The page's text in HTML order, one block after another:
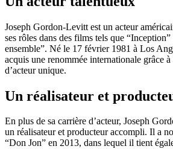
Joseph Gordon-Levitt est un acteur
ses rôles dans des films tels que
ensemble”. Né le 17 février 1981 à Los
acquis une renommée internationale grâce
d’acteur unique.
Un réalisateur et
En plus de sa carrière d’acteur, Joseph
un réalisateur et producteur accompli. Il a
“Don Jon” en 2013, dans lequel il tient